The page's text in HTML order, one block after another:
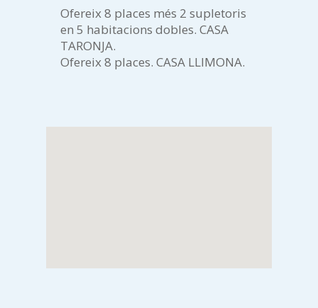
Ofereix 8 places més 2 supletoris
en 5 habitacions dobles. CASA
TARONJA.
Ofereix 8 places. CASA LLIMONA.